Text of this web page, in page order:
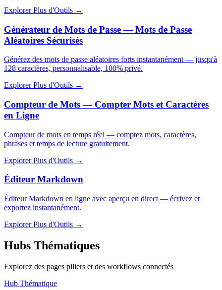
Explorer Plus d'Outils →
Générateur de Mots de Passe — Mots de Passe
Aléatoires Sécurisés
Générez des mots de passe aléatoires forts instantanément — jusqu'à
128 caractères, personnalisable, 100% privé.
Explorer Plus d'Outils →
Compteur de Mots — Compter Mots et Caractères
en Ligne
Compteur de mots en temps réel — comptez mots, caractères,
phrases et temps de lecture gratuitement.
Explorer Plus d'Outils →
Éditeur Markdown
Éditeur Markdown en ligne avec aperçu en direct — écrivez et
exportez instantanément.
Explorer Plus d'Outils →
Hubs Thématiques
Explorez des pages piliers et des workflows connectés
Hub Thématique